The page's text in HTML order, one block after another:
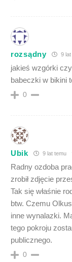
rozsądny 9 lat
jakieś wzgórki
babeczki w bikini
0
Ubik 9 lat temu
Radny ozdoba
zrobił zdjęcie
Tak się właśnie
btw. Czemu
inne wynalazki.
tego pokroju
publicznego.
0